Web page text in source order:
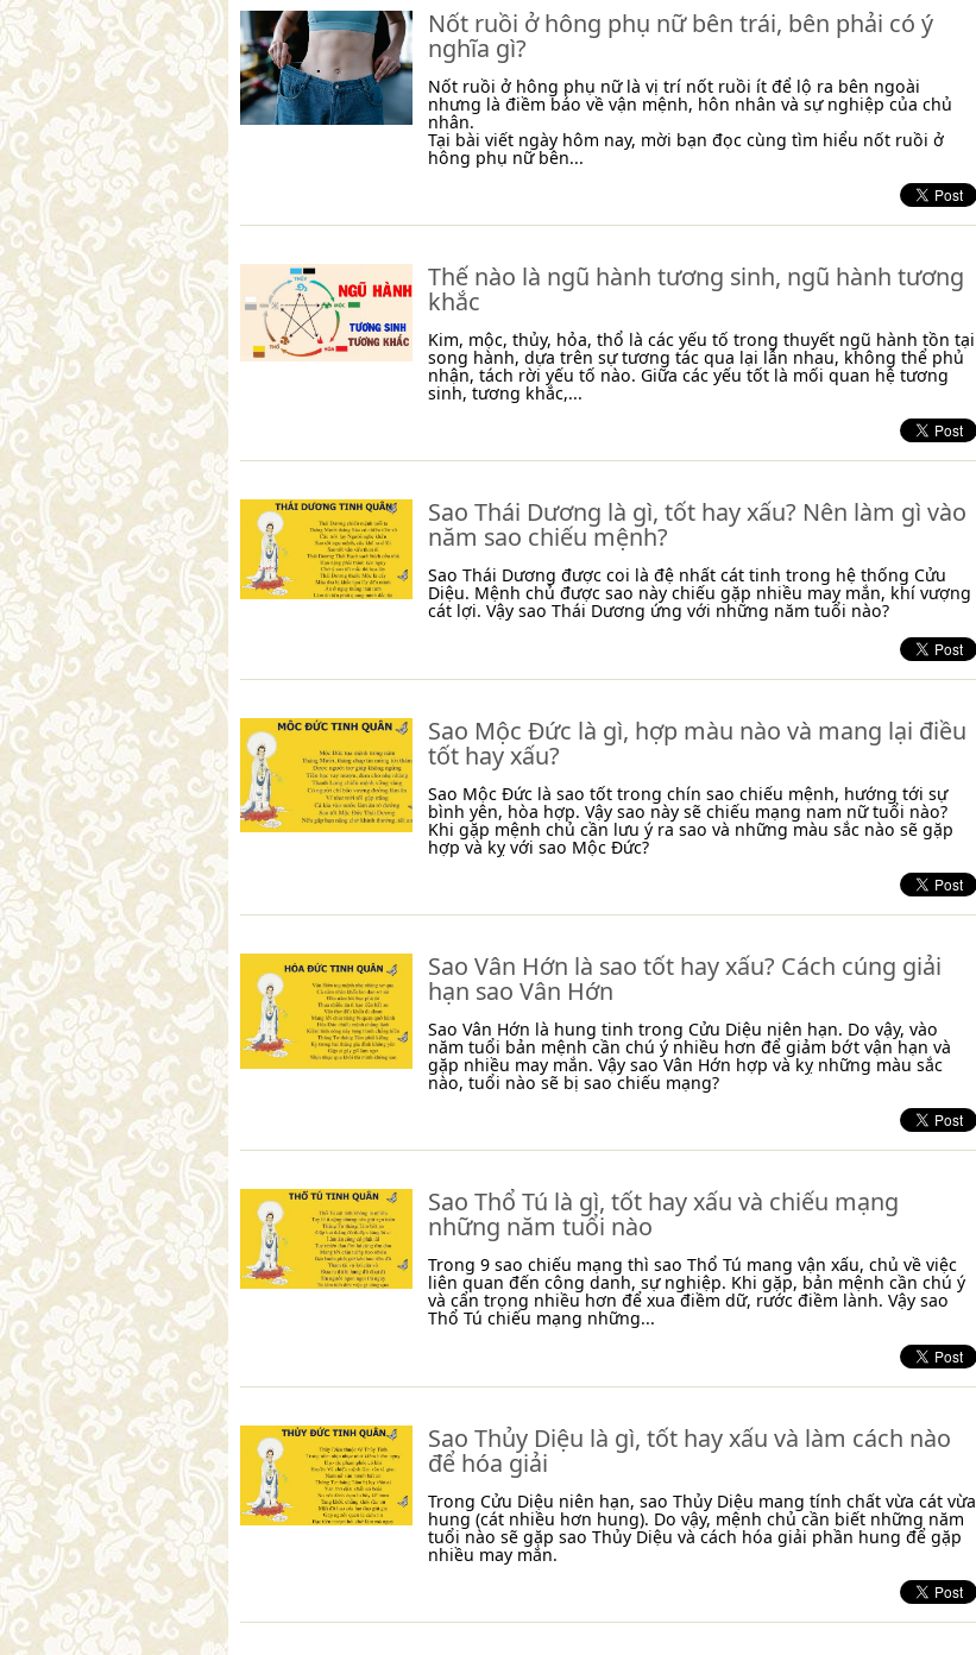
Nốt ruồi ở hông phụ nữ bên trái, bên phải có ý
nghĩa gì?
Nốt ruồi ở hông phụ nữ là vị trí nốt ruồi ít để lộ ra bên ngoài
nhưng là điềm báo về vận mệnh, hôn nhân và sự nghiệp của chủ
nhân.
Tại bài viết ngày hôm nay, mời bạn đọc cùng tìm hiểu nốt ruồi ở
hông phụ nữ bên...
Thế nào là ngũ hành tương sinh, ngũ hành tương
khắc
Kim, mộc, thủy, hỏa, thổ là các yếu tố trong thuyết ngũ hành tồn tại
song hành, dựa trên sự tương tác qua lại lẫn nhau, không thể phủ
nhận, tách rời yếu tố nào. Giữa các yếu tốt là mối quan hệ tương
sinh, tương khắc,...
Sao Thái Dương là gì, tốt hay xấu? Nên làm gì vào
năm sao chiếu mệnh?
Sao Thái Dương được coi là đệ nhất cát tinh trong hệ thống Cửu
Diệu. Mệnh chủ được sao này chiếu gặp nhiều may mắn, khí vượng
cát lợi. Vậy sao Thái Dương ứng với những năm tuổi nào?
Sao Mộc Đức là gì, hợp màu nào và mang lại điều
tốt hay xấu?
Sao Mộc Đức là sao tốt trong chín sao chiếu mệnh, hướng tới sự
bình yên, hòa hợp. Vậy sao này sẽ chiếu mạng nam nữ tuổi nào?
Khi gặp mệnh chủ cần lưu ý ra sao và những màu sắc nào sẽ gặp
hợp và kỵ với sao Mộc Đức?
Sao Vân Hớn là sao tốt hay xấu? Cách cúng giải
hạn sao Vân Hớn
Sao Vân Hớn là hung tinh trong Cửu Diệu niên hạn. Do vậy, vào
năm tuổi bản mệnh cần chú ý nhiều hơn để giảm bớt vận hạn và
gặp nhiều may mắn. Vậy sao Vân Hớn hợp và kỵ những màu sắc
nào, tuổi nào sẽ bị sao chiếu mạng?
Sao Thổ Tú là gì, tốt hay xấu và chiếu mạng
những năm tuổi nào
Trong 9 sao chiếu mạng thì sao Thổ Tú mang vận xấu, chủ về việc
liên quan đến công danh, sự nghiệp. Khi gặp, bản mệnh cần chú ý
và cẩn trọng nhiều hơn để xua điềm dữ, rước điềm lành. Vậy sao
Thổ Tú chiếu mạng những...
Sao Thủy Diệu là gì, tốt hay xấu và làm cách nào
để hóa giải
Trong Cửu Diệu niên hạn, sao Thủy Diệu mang tính chất vừa cát vừa
hung (cát nhiều hơn hung). Do vậy, mệnh chủ cần biết những năm
tuổi nào sẽ gặp sao Thủy Diệu và cách hóa giải phần hung để gặp
nhiều may mắn.